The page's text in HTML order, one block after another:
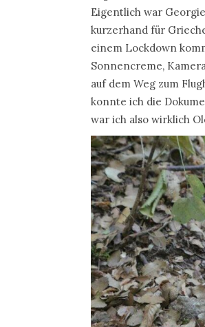
Eigentlich war
kurzerhand für
einem Lockdown
Sonnencreme,
auf dem Weg zum
konnte ich die
war ich also wirklich